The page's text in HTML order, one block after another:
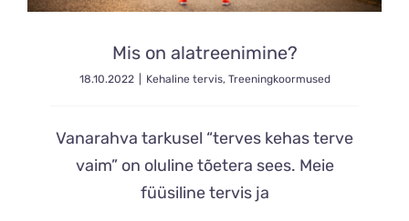
Mis on alatreenimine?
18.10.2022 Kehaline tervis, Treeningkoormused
Vanarahva tarkusel “terves kehas terve
vaim” on oluline tõetera sees. Meie
füüsiline tervis ja